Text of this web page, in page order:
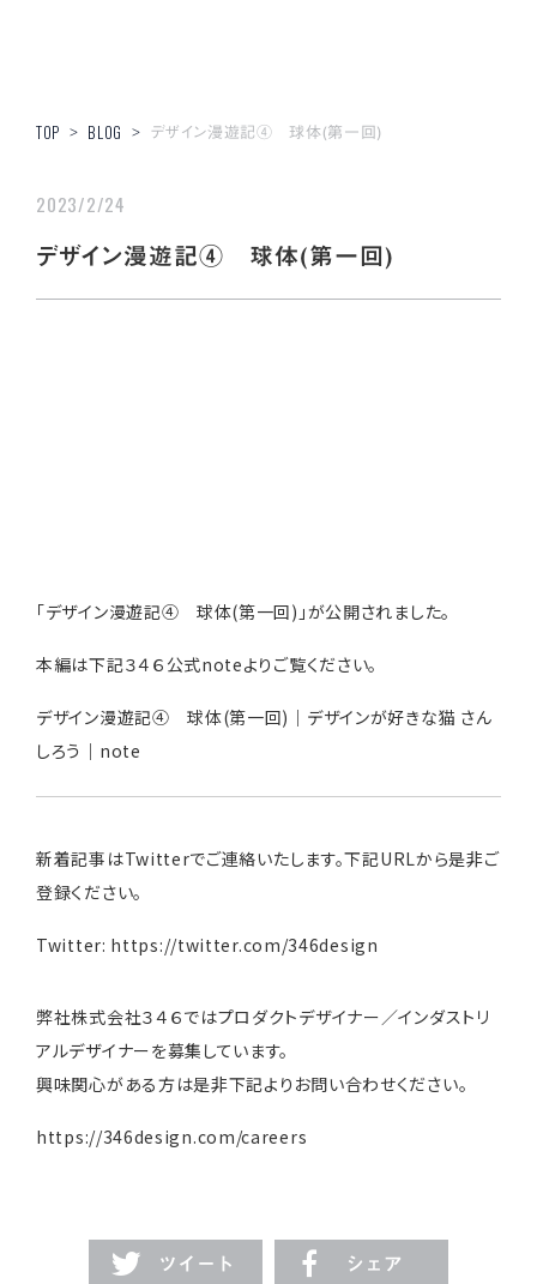
TOP > BLOG > デザイン漫遊記④ 球体(第一回)
2023/2/24
デザイン漫遊記④ 球体(第一回)
「デザイン漫遊記④ 球体(第一回)」が公開されました。
本編は下記３４６公式noteよりご覧ください。
デザイン漫遊記④ 球体(第一回)｜デザインが好きな猫 さん
しろう｜note
新着記事はTwitterでご連絡いたします。下記URLから是非ご
登録ください。
Twitter: https://twitter.com/346design
弊社株式会社３４６ではプロダクトデザイナー／インダストリ
アルデザイナーを募集しています。
興味関心がある方は是非下記よりお問い合わせください。
https://346design.com/careers
ツイート シェア